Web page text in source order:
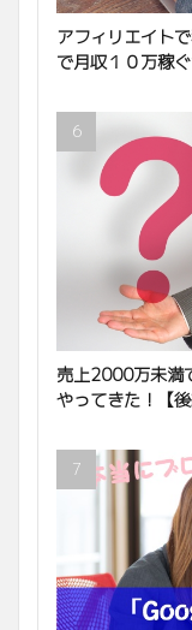
アフィリエイト
で月収１０万稼
売上2000万未満
やってきた！【後